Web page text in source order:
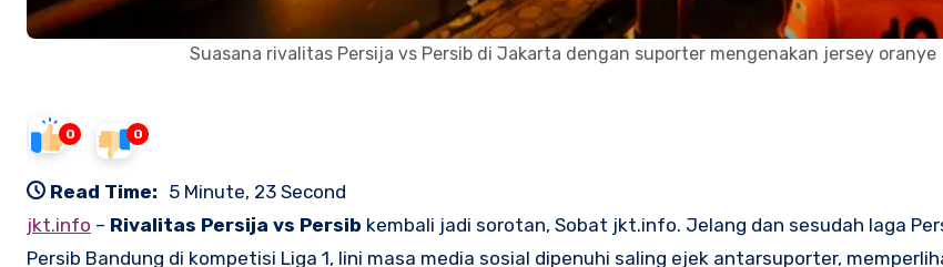
Suasana rivalitas Persija vs Persib di Jakarta dengan suporter mengenakan jersey oranye
0 0
Read Time: 5 Minute, 23 Second
jkt.info – Rivalitas Persija vs Persib kembali jadi sorotan, Sobat jkt.info. Jelang dan sesudah laga
Persib Bandung di kompetisi Liga 1, lini masa media sosial dipenuhi saling ejek antarsuporter,